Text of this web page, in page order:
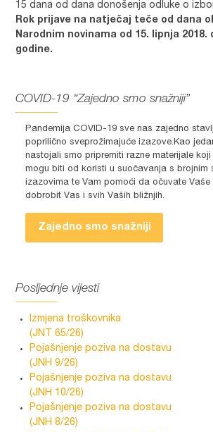
15 dana od dana donošenja odluke o
Rok prijave na natječaj teče od dana
Narodnim novinama od 15. lipnja 2018.
godine.
COVID-19 “Zajedno smo snažniji”
Pandemija COVID-19 sve nas zajedno
poprilično sveprožimajuće izazove.Kao
nastojali smo pripremiti razne materijale koji
mogu biti od koristi u suočavanja s brojnim
izazovima te Vam pomoći da očuvate Vaše
dobrobit Vas i svih Vaših bližnjih.
Zajedno smo snažniji
Posljednje vijesti
Izmjena troškovnika
(JNT 65/26)
Pojašnjenje poziva na dostavu
(JNH 9/26)
Pojašnjenje poziva na dostavu
(JNH 10/26)
Pojašnjenje poziva na dostavu
(JNH 8/26)